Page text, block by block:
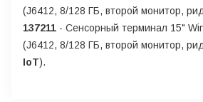
(J6412, 8/128 ГБ, второй монитор,
137211 - Сенсорный терминал 15"
(J6412, 8/128 ГБ, второй монитор,
IoT).